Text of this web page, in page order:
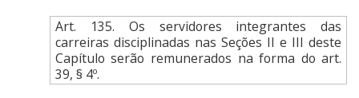
Art. 135. Os servidores integrantes das
carreiras disciplinadas nas Seções II e III deste
Capítulo serão remunerados na forma do art.
39, § 4º.